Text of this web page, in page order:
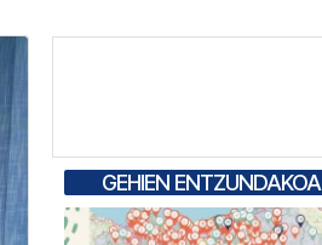
GEHIEN ENTZUNDAKOA